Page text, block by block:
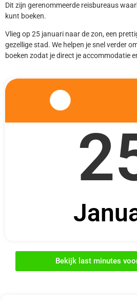
Dit zijn gerenommeerde reisbureaus
kunt boeken.
Vlieg op 25 januari naar de zon, een
gezellige stad. We helpen je snel verder
boeken zodat je direct je accommodatie
Bekijk last minutes